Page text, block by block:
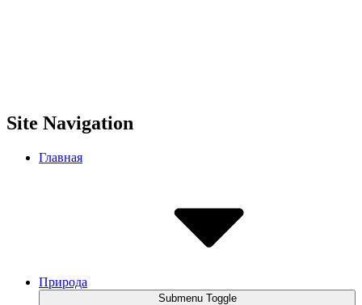
Site Navigation
Главная
Природа
Submenu Toggle